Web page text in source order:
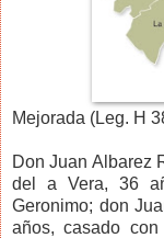
Mejorada (Leg. H
Don Juan Albarez
del a Vera, 36
Geronimo; don
años, casado